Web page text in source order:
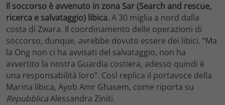
Il soccorso è avvenuto in zona Sar (Search and rescue,
ricerca e salvataggio) libica.A 30 miglia a nord dalla
costa di Zwara. Il coordinamento delle operazioni di
soccorso, dunque, avrebbe dovuto essere dei libici. “Ma
la Ong non ci ha avvisati del salvataggio, non ha
avvertito la nostra Guardia costiera, adesso quindi è
una responsabilità loro”. Così replica il portavoce della
Marina libica, Ayob Amr Ghasem, come riporta su
RepubblicaAlessandra Ziniti.